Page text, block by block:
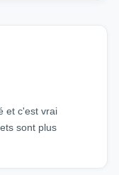
et c'est vrai
sont plus